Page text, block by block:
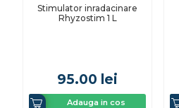
Stimulator inradacinare
Rhyzostim 1 L
95.00 lei
Adauga in cos